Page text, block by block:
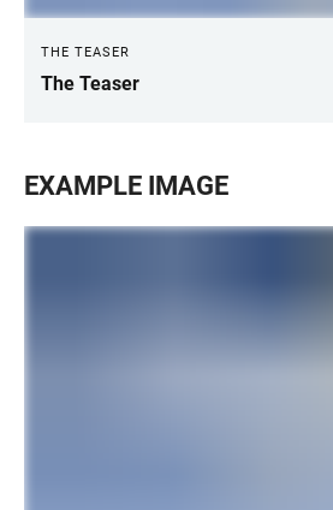
THE TEASER
The Teaser
EXAMPLE IMAGE